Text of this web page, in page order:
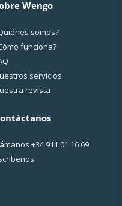
Wengo
somos?
funciona?
servicios
revista
+34 911 01 16 69